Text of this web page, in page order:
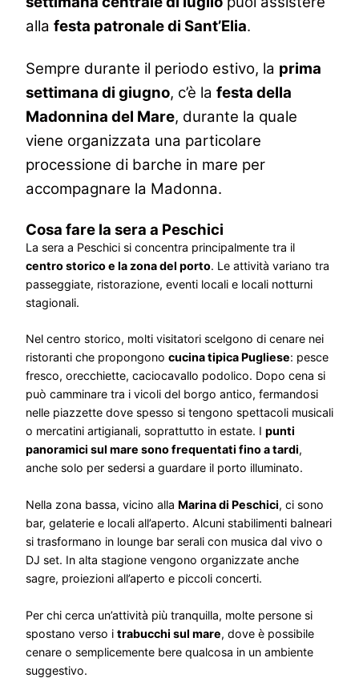
alla festa patronale di Sant’Elia.
Sempre durante il periodo estivo, la prima
settimana di giugno, c’è la festa della
Madonnina del Mare, durante la quale
viene organizzata una particolare
processione di barche in mare per
accompagnare la Madonna.
Cosa fare la sera a Peschici
La sera a Peschici si concentra principalmente tra il
centro storico e la zona del porto. Le attività variano tra
passeggiate, ristorazione, eventi locali e locali notturni
stagionali.
Nel centro storico, molti visitatori scelgono di cenare nei
ristoranti che propongono cucina tipica Pugliese: pesce
fresco, orecchiette, caciocavallo podolico. Dopo cena si
può camminare tra i vicoli del borgo antico, fermandosi
nelle piazzette dove spesso si tengono spettacoli musicali
o mercatini artigianali, soprattutto in estate. I punti
panoramici sul mare sono frequentati fino a tardi,
anche solo per sedersi a guardare il porto illuminato.
Nella zona bassa, vicino alla Marina di Peschici, ci sono
bar, gelaterie e locali all’aperto. Alcuni stabilimenti balneari
si trasformano in lounge bar serali con musica dal vivo o
DJ set. In alta stagione vengono organizzate anche
sagre, proiezioni all’aperto e piccoli concerti.
Per chi cerca un’attività più tranquilla, molte persone si
spostano verso i trabucchi sul mare, dove è possibile
cenare o semplicemente bere qualcosa in un ambiente
suggestivo.